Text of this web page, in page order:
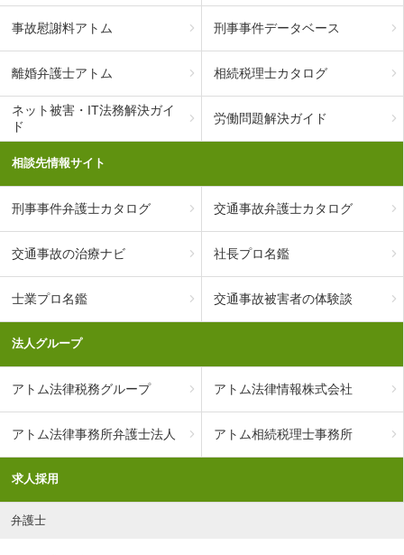
事故慰謝料アトム 刑事事件データベース
離婚弁護士アトム 相続税理士カタログ
ネット被害・IT法務解決ガイ
ド
労働問題解決ガイド
相談先情報サイト
刑事事件弁護士カタログ 交通事故弁護士カタログ
交通事故の治療ナビ 社長プロ名鑑
士業プロ名鑑 交通事故被害者の体験談
法人グループ
アトム法律税務グループ アトム法律情報株式会社
アトム法律事務所弁護士法人 アトム相続税理士事務所
求人採用
弁護士